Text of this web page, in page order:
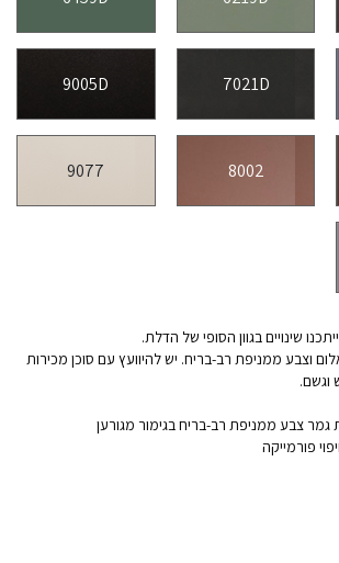
7021D
9005D
8002
9077
שינויים בגוון הסופי של הדלת.
וצבע ממניפת רב-בריח. יש להיוועץ עם סוכן מכירות
וגשם.
פורמייקה